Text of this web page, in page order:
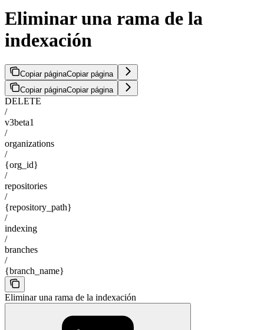
Eliminar una rama de la
indexación
Copiar páginaCopiar página
Copiar páginaCopiar página
DELETE
/
v3beta1
/
organizations
/
{org_id}
/
repositories
/
{repository_path}
/
indexing
/
branches
/
{branch_name}
Eliminar una rama de la indexación